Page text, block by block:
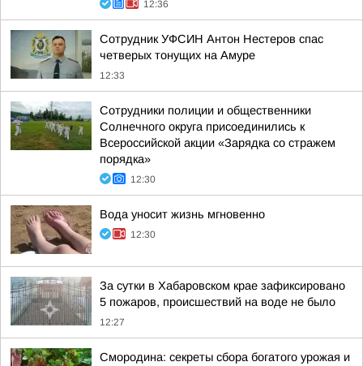
12:36
Сотрудник УФСИН Антон Нестеров спас
четверых тонущих на Амуре
12:33
Сотрудники полиции и общественники
Солнечного округа присоединились к
Всероссийской акции «Зарядка со стражем
порядка»
12:30
Вода уносит жизнь мгновенно
12:30
За сутки в Хабаровском крае зафиксировано
5 пожаров, происшествий на воде не было
12:27
Смородина: секреты сбора богатого урожая и